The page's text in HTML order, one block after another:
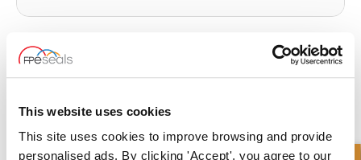
This website uses cookies
This site uses cookies to improve browsing and provide
personalised ads. By clicking 'Accept', you agree to our
A cosa servono gli accoppiamenti idraulici?
Read more
Qual è la differenza tra guarnizioni e tenute?